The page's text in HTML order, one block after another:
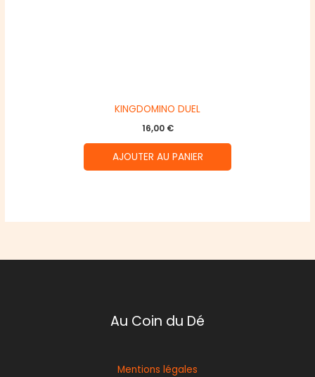
KINGDOMINO DUEL
16,00 €
AJOUTER AU PANIER
Au Coin du Dé
Mentions légales